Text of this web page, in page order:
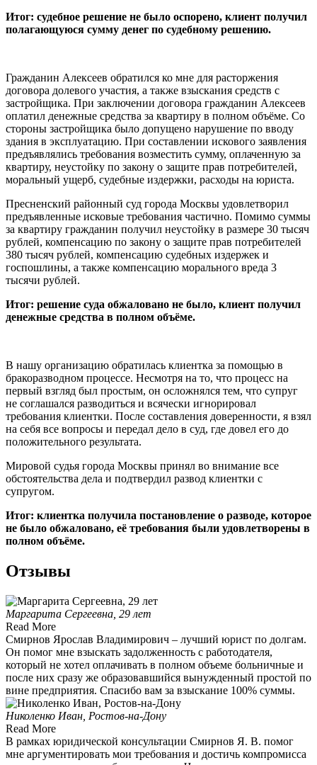
Итог: судебное решение не было оспорено, клиент получил
полагающуюся сумму денег по судебному решению.
Гражданин Алексеев обратился ко мне для расторжения
договора долевого участия, а также взыскания средств с
застройщика. При заключении договора гражданин Алексеев
оплатил денежные средства за квартиру в полном объёме. Со
стороны застройщика было допущено нарушение по вводу
здания в эксплуатацию. При составлении искового заявления
предъявлялись требования возместить сумму, оплаченную за
квартиру, неустойку по закону о защите прав потребителей,
моральный ущерб, судебные издержки, расходы на юриста.
Пресненский районный суд города Москвы удовлетворил
предъявленные исковые требования частично. Помимо суммы
за квартиру гражданин получил неустойку в размере 30 тысяч
рублей, компенсацию по закону о защите прав потребителей
380 тысяч рублей, компенсацию судебных издержек и
госпошлины, а также компенсацию морального вреда 3
тысячи рублей.
Итог: решение суда обжаловано не было, клиент получил
денежные средства в полном объёме.
В нашу организацию обратилась клиентка за помощью в
бракоразводном процессе. Несмотря на то, что процесс на
первый взгляд был простым, он осложнялся тем, что супруг
не соглашался разводиться и всячески игнорировал
требования клиентки. После составления доверенности, я взял
на себя все вопросы и передал дело в суд, где довел его до
положительного результата.
Мировой судья города Москвы принял во внимание все
обстоятельства дела и подтвердил развод клиентки с
супругом.
Итог: клиентка получила постановление о разводе, которое
не было обжаловано, её требования были удовлетворены в
полном объёме.
Отзывы
Маргарита Сергеевна, 29 лет
Read More
Смирнов Ярослав Владимирович – лучший юрист по долгам.
Он помог мне взыскать задолженность с работодателя,
который не хотел оплачивать в полном объеме больничные и
после них сразу же образовавшийся вынужденный простой по
вине предприятия. Спасибо вам за взыскание 100% суммы.
Николенко Иван, Ростов-на-Дону
Read More
В рамках юридической консультации Смирнов Я. В. помог
мне аргументировать мои требования и достичь компромисса